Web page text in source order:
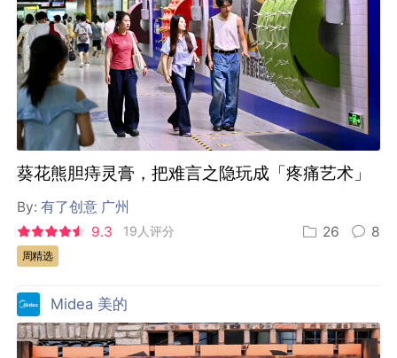
葵花熊胆痔灵膏，把难言之隐玩成「疼痛艺术」
By:有了创意 广州
9.3
19人评分 26 8
周精选
Midea 美的